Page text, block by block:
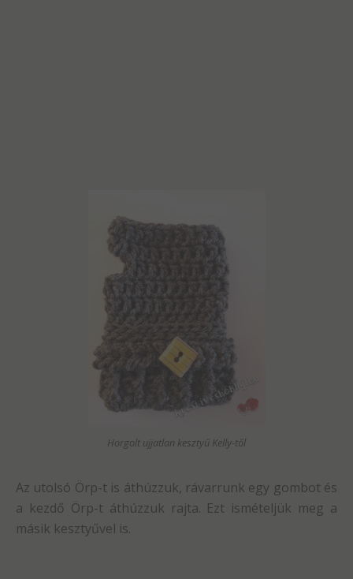
Horgolt ujjatlan kesztyű Kelly-től
Az utolsó Örp-t is áthúzzuk, rávarrunk egy gombot és
a kezdő Örp-t áthúzzuk rajta. Ezt ismételjük meg a
másik kesztyűvel is.